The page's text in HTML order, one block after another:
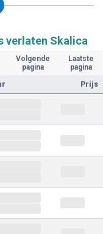
verlaten Skalica
Volgende
pagina
Laatste
pagina
Prijs